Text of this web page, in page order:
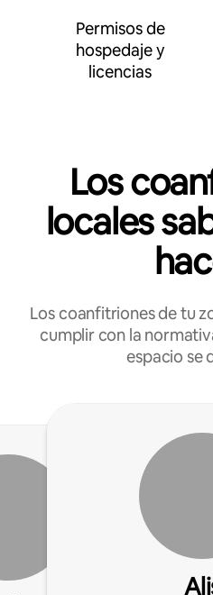
Permisos de
hospedaje y
licencias
Los
locales
Los coanfitriones de tu
cumplir con la
espacio se